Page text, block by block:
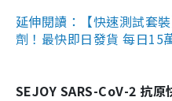
延伸閱讀：【快速測試套
劑！最快即日發貨 每日15
SEJOY SARS-CoV-2 抗原